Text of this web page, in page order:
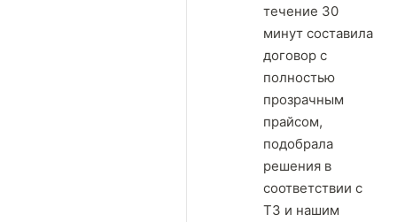
течение 30
минут составила
договор с
полностью
прозрачным
прайсом,
подобрала
решения в
соответствии с
ТЗ и нашим